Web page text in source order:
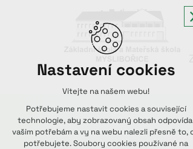
Nastavení cookies
Vítejte na našem webu!
Potřebujeme nastavit cookies a související
technologie, aby zobrazovaný obsah odpovídal
vašim potřebám a vy na webu nalezli přesně to,
potřebujete. Soubory cookies používané na